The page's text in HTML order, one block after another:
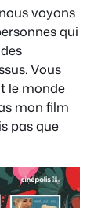
voyons
qui
Vous
le monde
mon film
pas que